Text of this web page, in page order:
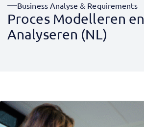
Business Analyse & Requirements
Proces Modelleren en
Analyseren (NL)